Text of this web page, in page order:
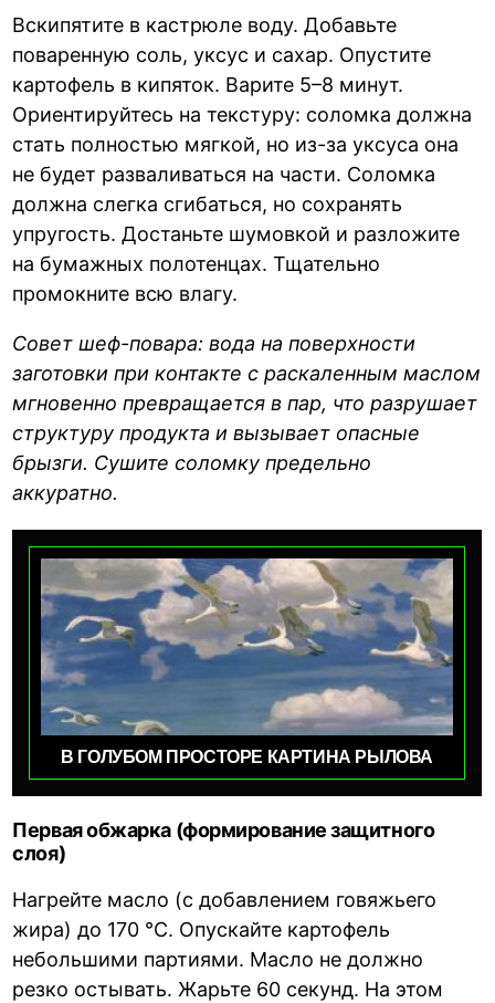
Вскипятите в кастрюле воду. Добавьте
поваренную соль, уксус и сахар. Опустите
картофель в кипяток. Варите 5–8 минут.
Ориентируйтесь на текстуру: соломка должна
стать полностью мягкой, но из-за уксуса она
не будет разваливаться на части. Соломка
должна слегка сгибаться, но сохранять
упругость. Достаньте шумовкой и разложите
на бумажных полотенцах. Тщательно
промокните всю влагу.
Совет шеф-повара: вода на поверхности
заготовки при контакте с раскаленным маслом
мгновенно превращается в пар, что разрушает
структуру продукта и вызывает опасные
брызги. Сушите соломку предельно
аккуратно.
В ГОЛУБОМ ПРОСТОРЕ КАРТИНА РЫЛОВА
Первая обжарка (формирование защитного
слоя)
Нагрейте масло (с добавлением говяжьего
жира) до 170 °C. Опускайте картофель
небольшими партиями. Масло не должно
резко остывать. Жарьте 60 секунд. На этом